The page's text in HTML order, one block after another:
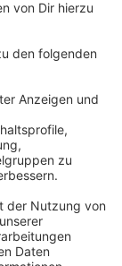
und der
die hohen